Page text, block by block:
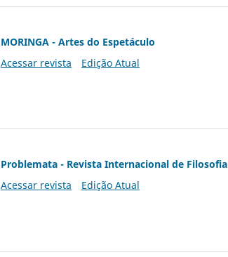
MORINGA - Artes do Espetáculo
Acessar revista
Edição Atual
Problemata - Revista Internacional de Filosofia
Acessar revista
Edição Atual